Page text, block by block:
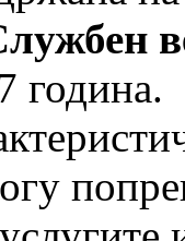
година.